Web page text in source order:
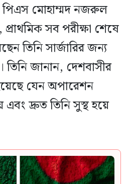
পিএস মোহাম্মদ নজরুল
সব পরীক্ষা শেষে
তিনি সার্জারির জন্য
তিনি জানান, দেশবাসীর
যেন অপারেশন
দ্রুত তিনি সুস্থ হয়ে